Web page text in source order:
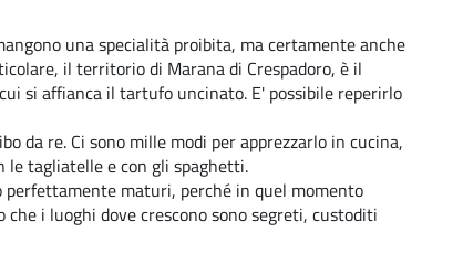
una specialità proibita, ma certamente anche
il territorio di Marana di Crespadoro, è il
si affianca il tartufo uncinato. E' possibile reperirlo
da re. Ci sono mille modi per apprezzarlo in cucina,
le tagliatelle e con gli spaghetti.
maturi, perché in quel momento
i luoghi dove crescono sono segreti, custoditi